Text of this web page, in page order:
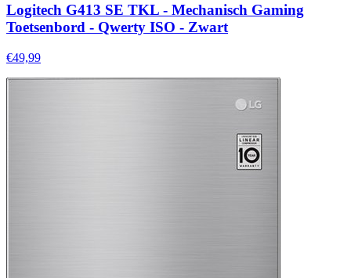
Logitech G413 SE TKL - Mechanisch Gaming
Toetsenbord - Qwerty ISO - Zwart
€49,99